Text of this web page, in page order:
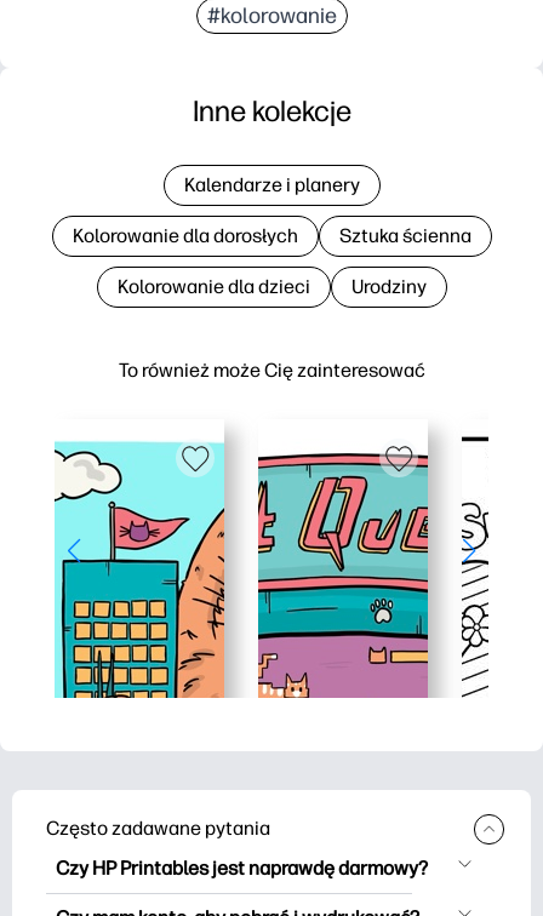
#kolorowanie
To również może Cię zainteresować
Inne kolekcje
Kalendarze i planery
Kolorowanie dla dorosłych Sztuka ścienna
Kolorowanie dla dzieci Urodziny
Często zadawane pytania
Czy HP Printables jest naprawdę darmowy?
HP Printables oferuje ponad 2500